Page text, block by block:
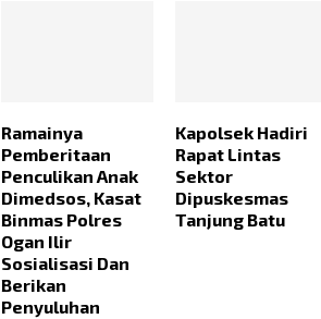
Ramainya
Pemberitaan
Penculikan Anak
Dimedsos, Kasat
Binmas Polres
Ogan Ilir
Sosialisasi Dan
Berikan
Penyuluhan
Kapolsek Hadiri
Rapat Lintas
Sektor
Dipuskesmas
Tanjung Batu